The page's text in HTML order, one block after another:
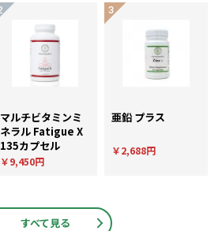
マルチビタミンミ
ネラル Fatigue X
135カプセル
￥9,450円
亜鉛 プラス
￥2,688円
すべて見る